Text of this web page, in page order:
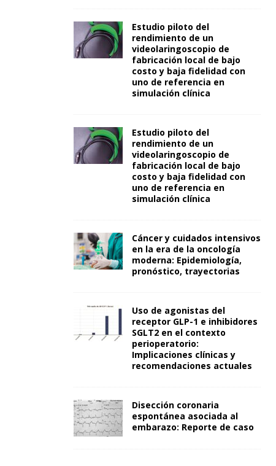
Estudio piloto del
rendimiento de un
videolaringoscopio de
fabricación local de bajo
costo y baja fidelidad con
uno de referencia en
simulación clínica
Estudio piloto del
rendimiento de un
videolaringoscopio de
fabricación local de bajo
costo y baja fidelidad con
uno de referencia en
simulación clínica
Cáncer y cuidados intensivos
en la era de la oncología
moderna: Epidemiología,
pronóstico, trayectorias
Uso de agonistas del
receptor GLP-1 e inhibidores
SGLT2 en el contexto
perioperatorio:
Implicaciones clínicas y
recomendaciones actuales
Disección coronaria
espontánea asociada al
embarazo: Reporte de caso